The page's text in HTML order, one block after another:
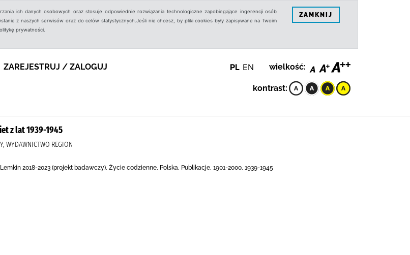
ich danych osobowych oraz stosuje odpowiednie rozwiązania technologiczne zapobiegające ingerencji osób
z naszych serwisów oraz do celów statystycznych.Jeśli nie chcesz, by pliki cookies były zapisywane na Twoim
prywatności.
ZAMKNIJ
ZAREJESTRUJ / ZALOGUJ PL EN wielkość:
kontrast:
z lat 1939-1945
WYDAWNICTWO REGION
2018-2023 (projekt badawczy), Życie codzienne, Polska, Publikacje, 1901-2000, 1939-1945